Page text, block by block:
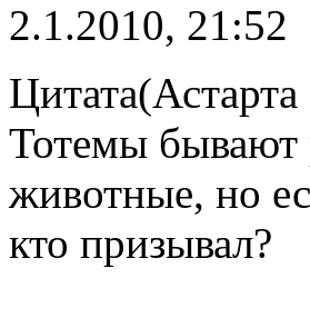
2.1.2010, 21:52
Тотемы бывают
животные, но
кто призывал?